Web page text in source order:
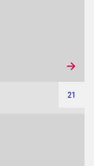
21